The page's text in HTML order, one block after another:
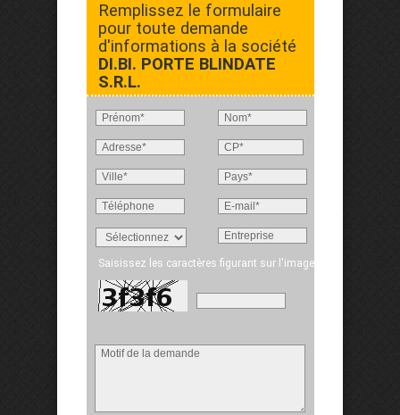
Remplissez le formulaire
pour toute demande
d'informations à la société
DI.BI. PORTE BLINDATE
S.R.L.
Saisissez les caractères figurant sur l'image